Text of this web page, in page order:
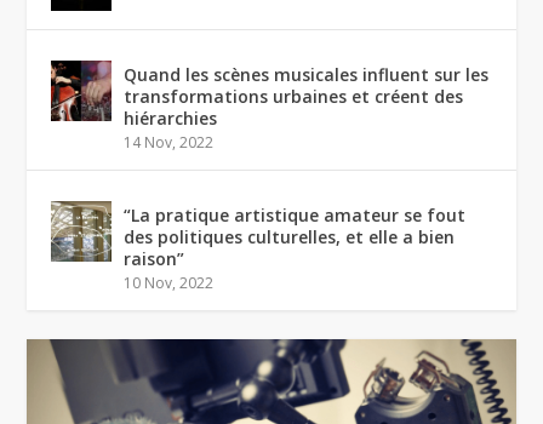
Quand les scènes musicales influent sur les
transformations urbaines et créent des
hiérarchies
14 Nov, 2022
“La pratique artistique amateur se fout
des politiques culturelles, et elle a bien
raison”
10 Nov, 2022